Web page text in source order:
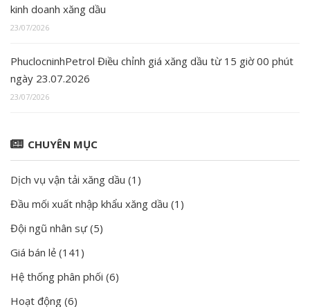
kinh doanh xăng dầu
23/07/2026
PhuclocninhPetrol Điều chỉnh giá xăng dầu từ 15 giờ 00 phút
ngày 23.07.2026
23/07/2026
CHUYÊN MỤC
Dịch vụ vận tải xăng dầu (1)
Đầu mối xuất nhập khẩu xăng dầu (1)
Đội ngũ nhân sự(5)
Giá bán lẻ (141)
Hệ thống phân phối (6)
Hoạt động (6)